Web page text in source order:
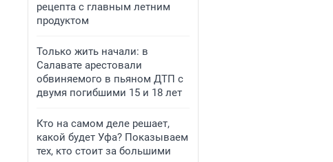
рецепта с главным летним
продуктом
Только жить начали: в
Салавате арестовали
обвиняемого в пьяном ДТП с
двумя погибшими 15 и 18 лет
Кто на самом деле решает,
какой будет Уфа? Показываем
тех, кто стоит за большими